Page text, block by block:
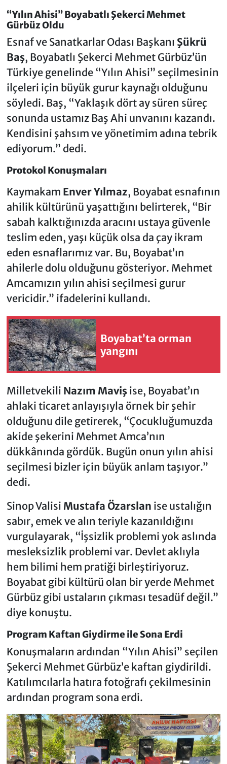
“Yılın Ahisi” Boyabatlı Şekerci Mehmet
Gürbüz Oldu
Esnaf ve Sanatkarlar Odası Başkanı Şükrü
Baş, Boyabatlı Şekerci Mehmet Gürbüz’ün
Türkiye genelinde “Yılın Ahisi” seçilmesinin
ilçeleri için büyük gurur kaynağı olduğunu
söyledi. Baş, “Yaklaşık dört ay süren süreç
sonunda ustamız Baş Ahi unvanını kazandı.
Kendisini şahsım ve yönetimim adına tebrik
ediyorum.” dedi.
Protokol Konuşmaları
Kaymakam Enver Yılmaz, Boyabat esnafının
ahilik kültürünü yaşattığını belirterek, “Bir
sabah kalktığınızda aracını ustaya güvenle
teslim eden, yaşı küçük olsa da çay ikram
eden esnaflarımız var. Bu, Boyabat’ın
ahilerle dolu olduğunu gösteriyor. Mehmet
Amcamızın yılın ahisi seçilmesi gurur
vericidir.” ifadelerini kullandı.
Boyabat’ta orman
yangını
Milletvekili Nazım Mavişise, Boyabat’ın
ahlaki ticaret anlayışıyla örnek bir şehir
olduğunu dile getirerek, “Çocukluğumuzda
akide şekerini Mehmet Amca’nın
dükkânında gördük. Bugün onun yılın ahisi
seçilmesi bizler için büyük anlam taşıyor.”
dedi.
Sinop Valisi Mustafa Özarslan ise ustalığın
sabır, emek ve alın teriyle kazanıldığını
vurgulayarak, “İşsizlik problemi yok aslında
mesleksizlik problemi var. Devlet aklıyla
hem bilimi hem pratiği birleştiriyoruz.
Boyabat gibi kültürü olan bir yerde Mehmet
Gürbüz gibi ustaların çıkması tesadüf değil.”
diye konuştu.
Program Kaftan Giydirme ile Sona Erdi
Konuşmaların ardından “Yılın Ahisi” seçilen
Şekerci Mehmet Gürbüz’e kaftan giydirildi.
Katılımcılarla hatıra fotoğrafı çekilmesinin
ardından program sona erdi.